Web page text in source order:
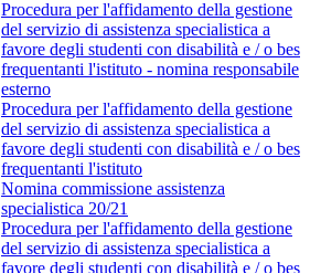
Procedura per l'affidamento della gestione
del servizio di assistenza specialistica a
favore degli studenti con disabilità e / o bes
frequentanti l'istituto - nomina responsabile
esterno
Procedura per l'affidamento della gestione
del servizio di assistenza specialistica a
favore degli studenti con disabilità e / o bes
frequentanti l'istituto
Nomina commissione assistenza
specialistica 20/21
Procedura per l'affidamento della gestione
del servizio di assistenza specialistica a
favore degli studenti con disabilità e / o bes